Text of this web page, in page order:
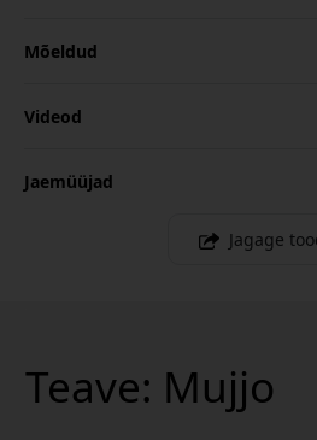
Mõeldud
Videod
Jaemüüjad
Jagage
Teave: Mujjo